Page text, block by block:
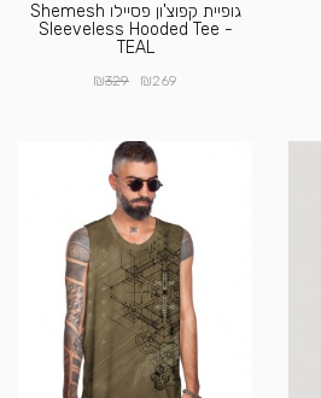
גופיית קפוצ'ון פסיילו Shemesh
Sleeveless Hooded Tee -
TEAL
₪269
₪329